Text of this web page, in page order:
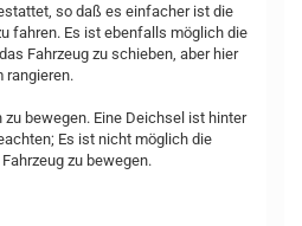
so daß es einfacher ist die
fahren. Es ist ebenfalls möglich die
Fahrzeug zu schieben, aber hier
rangieren.
bewegen. Eine Deichsel ist hinter
Es ist nicht möglich die
zu bewegen.